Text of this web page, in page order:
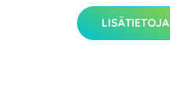
LISÄTIETOJA